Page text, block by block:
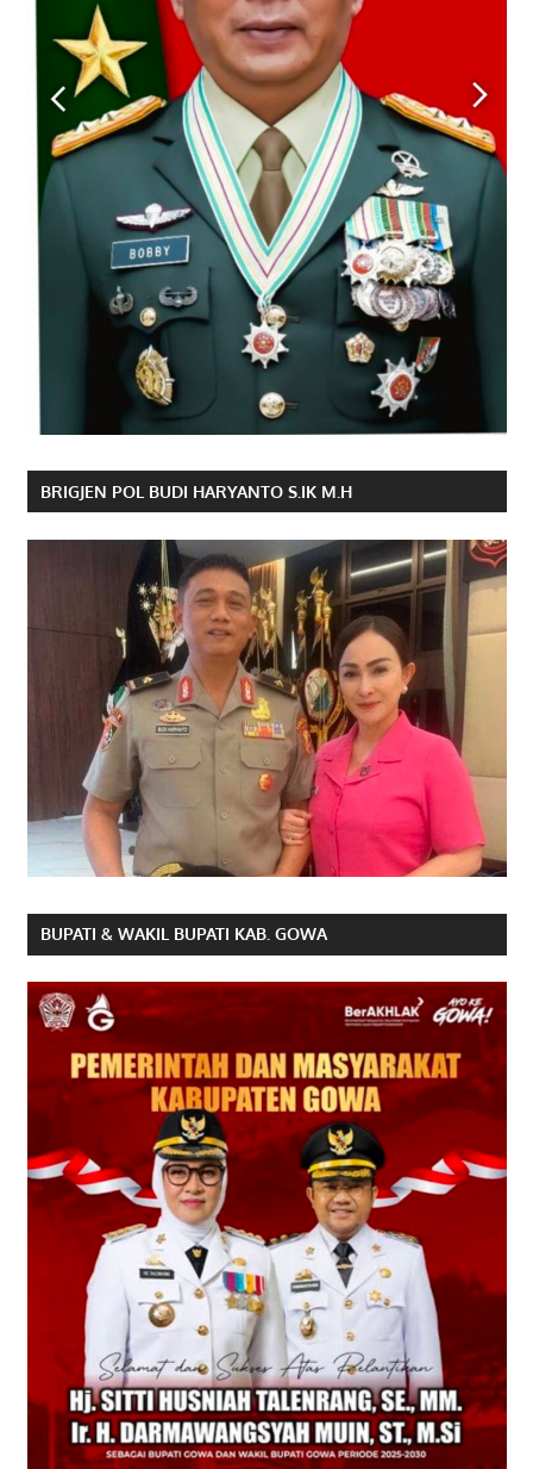
BRIGJEN POL BUDI HARYANTO S.IK M.H
BUPATI & WAKIL BUPATI KAB. GOWA